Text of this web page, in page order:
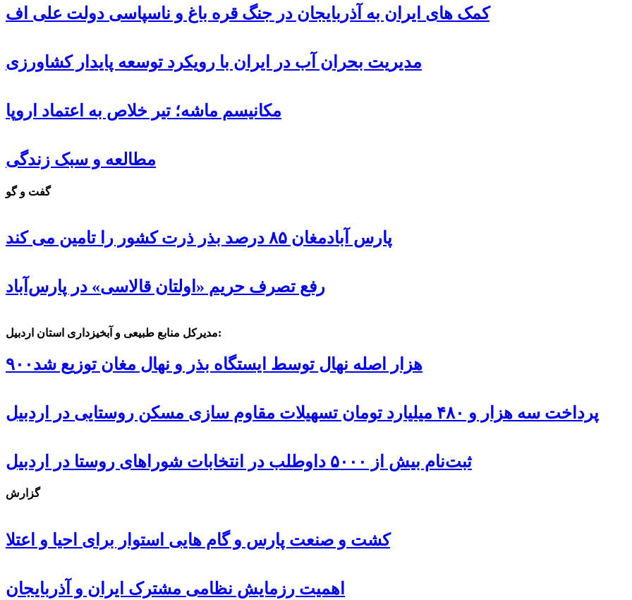
کمک های ایران به آذربایجان در جنگ قره باغ و ناسپاسی دولت علی اف
مدیریت بحران آب در ایران با رویکرد توسعه پایدار کشاورزی
مکانیسم ماشه؛ تیر خلاص به اعتماد اروپا
مطالعه و سبک زندگی
گفت و گو
پارس آبادمغان ۸۵ درصد بذر ذرت کشور را تامین می کند
رفع تصرف حریم «اولتان قالاسی» در پارس‌آباد
مدیرکل منابع طبیعی و آبخیزداری استان اردبیل:
۹۰۰هزار اصله نهال توسط ایستگاه بذر و نهال مغان توزیع شد
پرداخت سه هزار و ۴۸۰ میلیارد تومان تسهیلات مقاوم سازی مسکن روستایی در اردبیل
ثبت‌نام بیش از ۵۰۰۰ داوطلب در انتخابات شوراهای روستا در اردبیل
گزارش
کشت و صنعت پارس و گام هایی استوار برای احیا و اعتلا
اهمیت رزمایش نظامی مشترک ایران و آذربایجان